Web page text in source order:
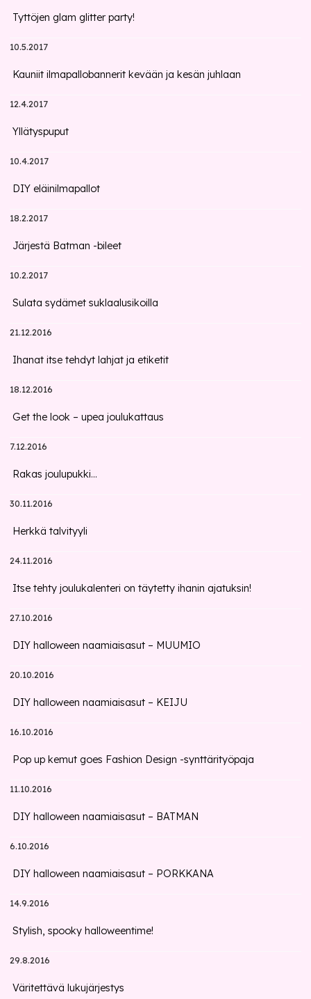
Tyttöjen glam glitter party!
10.5.2017
Kauniit ilmapallobannerit kevään ja kesän juhlaan
12.4.2017
Yllätyspuput
10.4.2017
DIY eläinilmapallot
18.2.2017
Järjestä Batman -bileet
10.2.2017
Sulata sydämet suklaalusikoilla
21.12.2016
Ihanat itse tehdyt lahjat ja etiketit
18.12.2016
Get the look – upea joulukattaus
7.12.2016
Rakas joulupukki...
30.11.2016
Herkkä talvityyli
24.11.2016
Itse tehty joulukalenteri on täytetty ihanin ajatuksin!
27.10.2016
DIY halloween naamiaisasut – MUUMIO
20.10.2016
DIY halloween naamiaisasut – KEIJU
16.10.2016
Pop up kemut goes Fashion Design -synttärityöpaja
11.10.2016
DIY halloween naamiaisasut – BATMAN
6.10.2016
DIY halloween naamiaisasut – PORKKANA
14.9.2016
Stylish, spooky halloweentime!
29.8.2016
Väritettävä lukujärjestys